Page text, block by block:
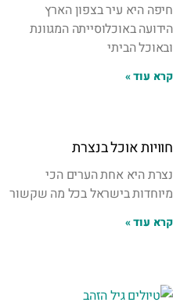
חיפה היא עיר בצפון הארץ
הידועה באוכלוסייתה המגוונת
ובאוכל הביתי
קרא עוד »
חוויות אוכל בנצרת
נצרת היא אחת הערים הכי
מיוחדות בישראל בכל מה שקשור
קרא עוד »